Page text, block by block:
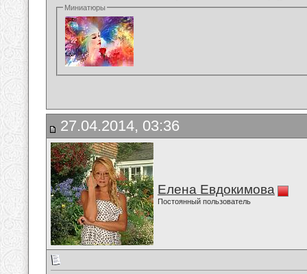
Миниатюры
27.04.2014, 03:36
Елена Евдокимова
Постоянный пользователь